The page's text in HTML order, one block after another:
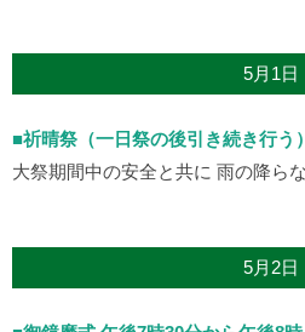
5月1日
■祈晴祭（一日祭の後引き続き行う
大祭期間中の安全と共に 雨の降ら
5月2日